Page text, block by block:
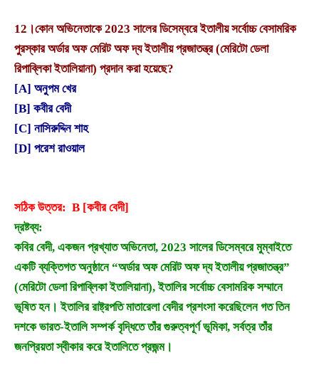
12।কোন অভিনেতাকে 2023 সালের ডিসেম্বরে ইতালীয় সর্বোচ্চ বেসামরিক
পুরস্কার অর্ডার অফ মেরিট অফ দ্য ইতালীয় প্রজাতন্ত্র (মেরিটো ডেলা
রিপাব্লিকা ইতালিয়ানা) প্রদান করা হয়েছে?
[A] অনুপম খের
[B] কবীর বেদী
[C] নাসিরুদ্দিন শাহ
[D] পরেশ রাওয়াল
সঠিক উত্তর: B [কবীর বেদী]
দ্রষ্টব্য:
কবির বেদী, একজন প্রখ্যাত অভিনেতা, 2023 সালের ডিসেম্বরে মুম্বাইতে
একটি ব্যক্তিগত অনুষ্ঠানে “অর্ডার অফ মেরিট অফ দ্য ইতালীয় প্রজাতন্ত্র”
(মেরিটো ডেলা রিপাব্লিকা ইতালিয়ানা), ইতালির সর্বোচ্চ বেসামরিক সম্মানে
ভূষিত হন। ইতালির রাষ্ট্রপতি মাতারেলা বেদীর প্রশংসা করেছিলেন গত তিন
দশকে ভারত-ইতালি সম্পর্ক বৃদ্ধিতে তাঁর গুরুত্বপূর্ণ ভূমিকা, সর্বত্র তাঁর
জনপ্রিয়তা স্বীকার করে ইতালিতে প্রজন্ম।